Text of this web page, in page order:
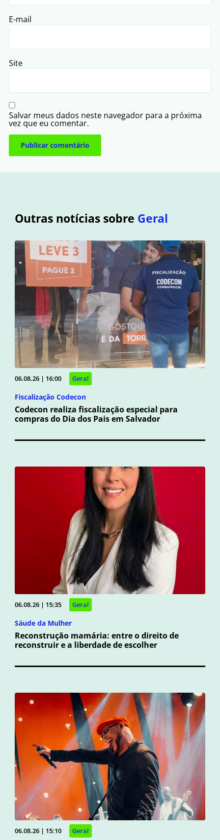
E-mail
Site
Salvar meus dados neste navegador para a próxima
vez que eu comentar.
Outras notícias sobre Geral
06.08.26 | 16:00 Geral
Fiscalização Codecon
Codecon realiza fiscalização especial para
compras do Dia dos Pais em Salvador
06.08.26 | 15:35 Geral
Sáude da Mulher
Reconstrução mamária: entre o direito de
reconstruir e a liberdade de escolher
06.08.26 | 15:10 Geral